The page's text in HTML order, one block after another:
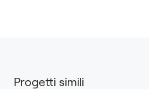
Progetti simili